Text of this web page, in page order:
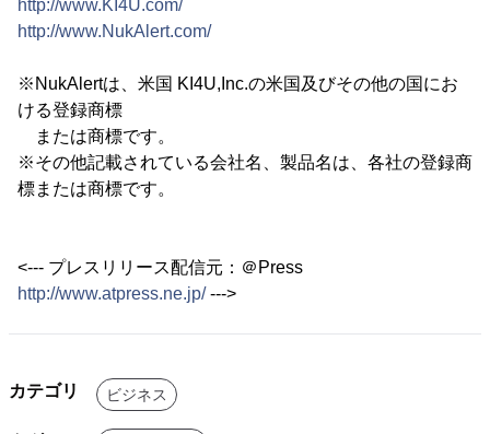
http://www.KI4U.com/
http://www.NukAlert.com/
※NukAlertは、米国 KI4U,Inc.の米国及びその他の国にお
ける登録商標
または商標です。
※その他記載されている会社名、製品名は、各社の登録商
標または商標です。
<--- プレスリリース配信元：＠Press
http://www.atpress.ne.jp/--->
カテゴリ ビジネス